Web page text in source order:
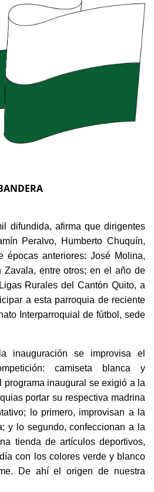
difundida, afirma que dirigentes
Peralvo, Humberto Chuquín,
épocas anteriores: José Molina,
Zavala, entre otros; en el año de
Rurales del Cantón Quito, a
a esta parroquia de reciente
Interparroquial de fútbol, sede
inauguración se improvisa el
camiseta blanca y
programa inaugural se exigió a la
portar su respectiva madrina
lo primero, improvisan a la
y lo segundo, confeccionan a la
tienda de artículos deportivos,
con los colores verde y blanco
De ahí el origen de nuestra